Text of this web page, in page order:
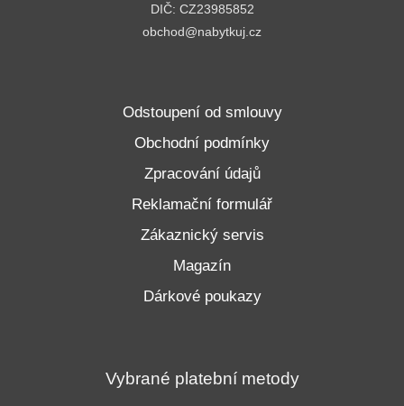
DIČ: CZ23985852
obchod@nabytkuj.cz
Odstoupení od smlouvy
Obchodní podmínky
Zpracování údajů
Reklamační formulář
Zákaznický servis
Magazín
Dárkové poukazy
Vybrané platební metody